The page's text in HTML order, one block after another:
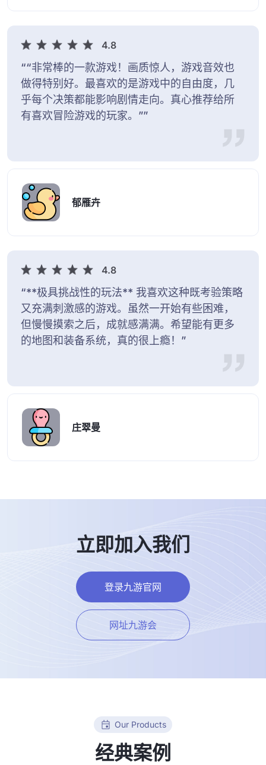
4.8
““非常棒的一款游戏！画质惊人，游戏音效也
做得特别好。最喜欢的是游戏中的自由度，几
乎每个决策都能影响剧情走向。真心推荐给所
有喜欢冒险游戏的玩家。””
郁雁卉
4.8
“**极具挑战性的玩法** 我喜欢这种既考验策略
又充满刺激感的游戏。虽然一开始有些困难，
但慢慢摸索之后，成就感满满。希望能有更多
的地图和装备系统，真的很上瘾！”
庄翠曼
立即加入我们
登录九游官网
网址九游会
Our Products
经典案例